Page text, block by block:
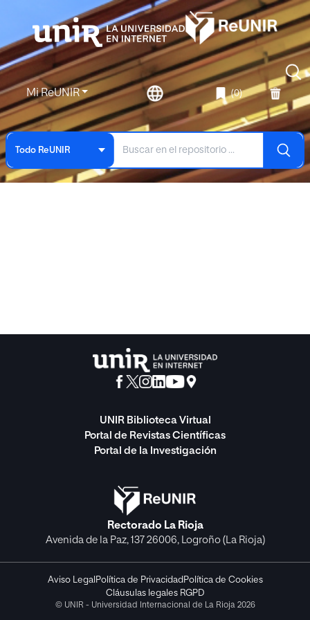
Mi ReUNIR (0)
Todo ReUNIR
UNIR Biblioteca Virtual
Portal de Revistas Científicas
Portal de la Investigación
Rectorado La Rioja
Avenida de la Paz, 137 26006, Logroño (La Rioja)
Aviso Legal Política de Privacidad Política de Cookies
Cláusulas legales RGPD
© UNIR - Universidad Internacional de La Rioja 2026